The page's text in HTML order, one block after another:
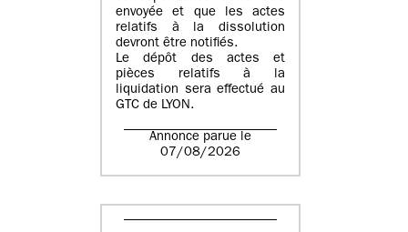
envoyée et que les actes
relatifs à la dissolution
devront être notifiés.
Le dépôt des actes et
pièces relatifs à la
liquidation sera effectué au
GTC de LYON.
Annonce parue le
07/08/2026